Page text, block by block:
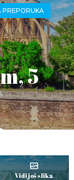
PREPORUKA
5
Vidi još slika